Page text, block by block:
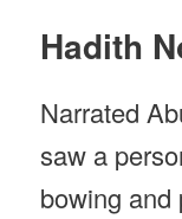
Hadith
Narrated
saw a
bowing and